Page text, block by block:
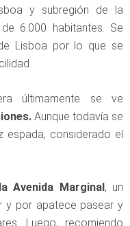
y subregión de la
6.000 habitantes. Se
Lisboa por lo que se
últimamente se ve
Aunque todavía se
espada, considerado el
Avenida Marginal, un
y por apatece pasear y
Luego, recomiendo